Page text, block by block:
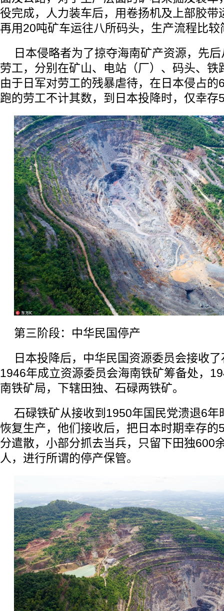
役完成，人力装车后，用卷扬机及上部胶带
再用20吨矿车运往八所码头，生产流程比较
日本侵略者为了掠夺海南矿产资源，先
劳工，分别在矿山、电站（厂）、码头、铁
由于日军对劳工的残暴虐待，在日本侵占的
跑的劳工不计其数，到日本投降时，仅幸存
第三阶段：中华民国停产
日本投降后，中华民国资源委员会接收
1946年成立资源委员会海南铁矿筹备处，
南铁矿局，下辖田独、石碌两铁矿。
石碌铁矿从接收到1950年国民党溃退6年
恢复生产，他们接收后，把日本时期幸存的
分遣散，小部分抓去当兵，只留下田独600
人，进行所谓的停产保管。